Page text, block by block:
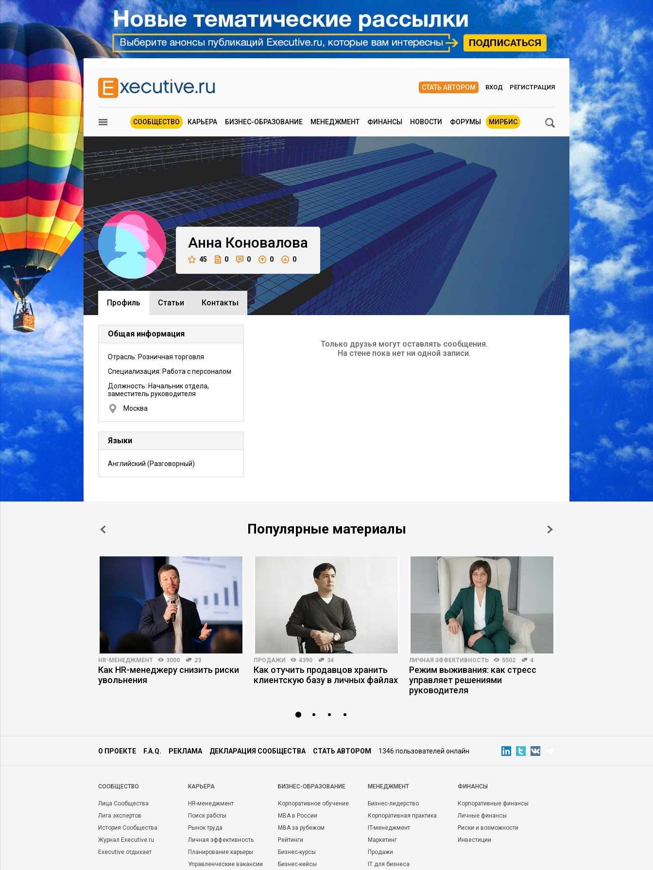
СТАТЬ АВТОРОМ ВХОД РЕГИСТРАЦИЯ
СООБЩЕСТВО КАРЬЕРА БИЗНЕС-ОБРАЗОВАНИЕ МЕНЕДЖМЕНТ ФИНАНСЫ НОВОСТИ ФОРУМЫ МИРБИС
Анна Коновалова
45 0 0 0 0
Профиль Cтатьи Контакты
Общая информация
Отрасль: Розничная торговля
Специализация: Работа с персоналом
Должность: Начальник отдела,
заместитель руководителя
Москва
Языки
Английский (Разговорный)
Только друзья могут оставлять сообщения.
На стене пока нет ни одной записи.
Популярные материалы
HR-МЕНЕДЖМЕНТ 3000 23
Как HR-менеджеру снизить риски
увольнения
ПРОДАЖИ 4390 34
Как отучить продавцов хранить
клиентскую базу в личных файлах
ЛИЧНАЯ ЭФФЕКТИВНОСТЬ 5502 4
Режим выживания: как стресс
управляет решениями
руководителя
О ПРОЕКТЕ F.A.Q. РЕКЛАМА ДЕКЛАРАЦИЯ СООБЩЕСТВА СТАТЬ АВТОРОМ 1346 пользователей онлайн
CООБЩЕСТВО
Лица Сообщества
Лига экспертов
История Сообщества
Журнал Executive.ru
Executive отдыхает
КАРЬЕРА
HR-менеджмент
Поиск работы
Рынок труда
Личная эффективность
Планирование карьеры
Управленческие вакансии
БИЗНЕС-ОБРАЗОВАНИЕ
Корпоративное обучение
MBA в России
MBA за рубежом
Рейтинги
Бизнес-курсы
Бизнес-кейсы
МЕНЕДЖМЕНТ
Бизнес-лидерство
Корпоративная практика
IT-менеджмент
Маркетинг
Продажи
IT для бизнеса
ФИНАНСЫ
Корпоративные финансы
Личные финансы
Риски и возможности
Инвестиции